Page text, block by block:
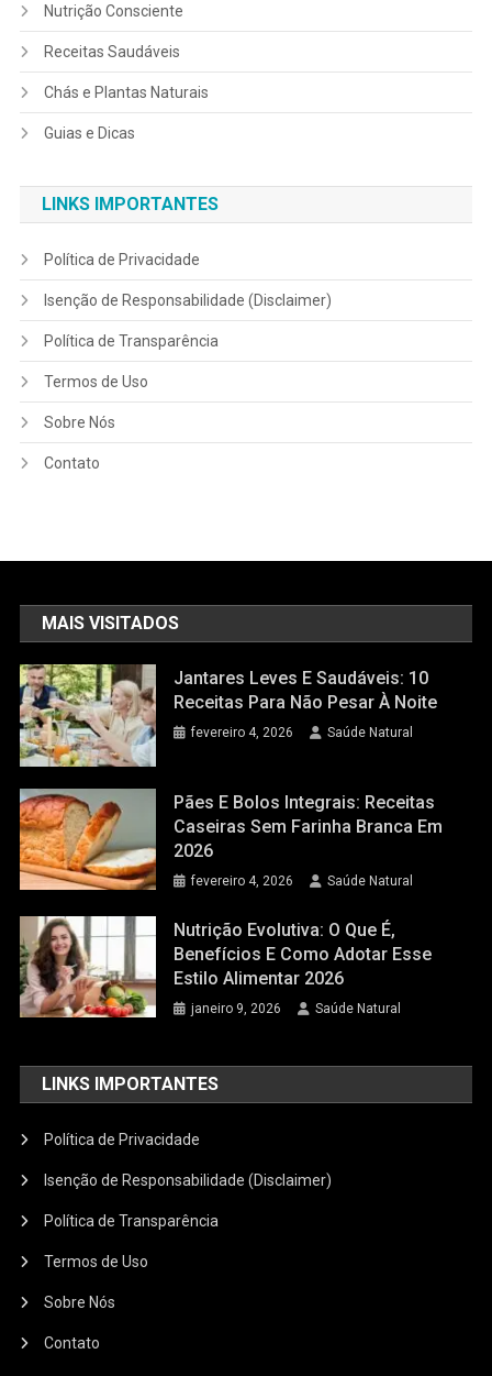
Nutrição Consciente
Receitas Saudáveis
Chás e Plantas Naturais
Guias e Dicas
LINKS IMPORTANTES
Política de Privacidade
Isenção de Responsabilidade (Disclaimer)
Política de Transparência
Termos de Uso
Sobre Nós
Contato
MAIS VISITADOS
Jantares Leves E Saudáveis: 10
Receitas Para Não Pesar À Noite
fevereiro 4, 2026 Saúde Natural
Pães E Bolos Integrais: Receitas
Caseiras Sem Farinha Branca Em
2026
fevereiro 4, 2026 Saúde Natural
Nutrição Evolutiva: O Que É,
Benefícios E Como Adotar Esse
Estilo Alimentar 2026
janeiro 9, 2026 Saúde Natural
LINKS IMPORTANTES
Política de Privacidade
Isenção de Responsabilidade (Disclaimer)
Política de Transparência
Termos de Uso
Sobre Nós
Contato